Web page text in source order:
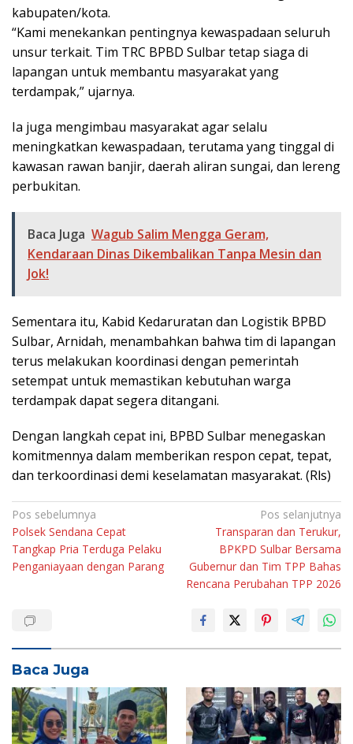
kabupaten/kota.
“Kami menekankan pentingnya kewaspadaan seluruh
unsur terkait. Tim TRC BPBD Sulbar tetap siaga di
lapangan untuk membantu masyarakat yang
terdampak,” ujarnya.
Ia juga mengimbau masyarakat agar selalu
meningkatkan kewaspadaan, terutama yang tinggal di
kawasan rawan banjir, daerah aliran sungai, dan lereng
perbukitan.
Baca Juga Wagub Salim Mengga Geram,
Kendaraan Dinas Dikembalikan Tanpa Mesin dan
Jok!
Sementara itu, Kabid Kedaruratan dan Logistik BPBD
Sulbar, Arnidah, menambahkan bahwa tim di lapangan
terus melakukan koordinasi dengan pemerintah
setempat untuk memastikan kebutuhan warga
terdampak dapat segera ditangani.
Dengan langkah cepat ini, BPBD Sulbar menegaskan
komitmennya dalam memberikan respon cepat, tepat,
dan terkoordinasi demi keselamatan masyarakat. (Rls)
Navigasi
pos
Pos sebelumnya
Polsek Sendana Cepat
Tangkap Pria Terduga Pelaku
Penganiayaan dengan Parang
Pos selanjutnya
Transparan dan Terukur,
BPKPD Sulbar Bersama
Gubernur dan Tim TPP Bahas
Rencana Perubahan TPP 2026
Baca Juga